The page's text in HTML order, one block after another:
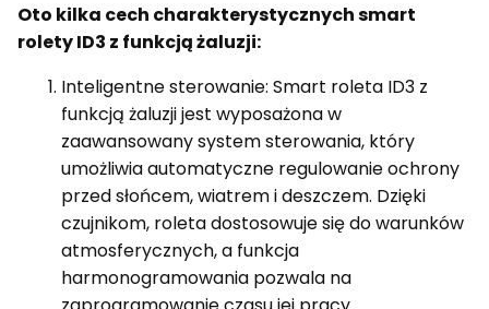
Oto kilka cech charakterystycznych smart
rolety ID3 z funkcją żaluzji:
Inteligentne sterowanie: Smart roleta ID3 z
funkcją żaluzji jest wyposażona w
zaawansowany system sterowania, który
umożliwia automatyczne regulowanie ochrony
przed słońcem, wiatrem i deszczem. Dzięki
czujnikom, roleta dostosowuje się do warunków
atmosferycznych, a funkcja
harmonogramowania pozwala na